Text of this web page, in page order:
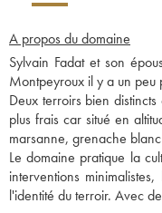
A propos du domaine
Sylvain Fadat et son
Montpeyroux il y a un peu
Deux terroirs bien
plus frais car situé en
marsanne, grenache
Le domaine pratique la
interventions
l'identité du terroir. Avec